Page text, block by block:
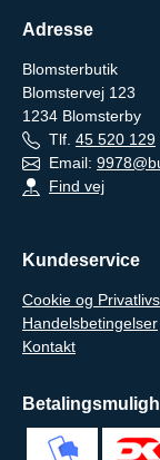
Adresse
Blomsterbutik
Blomstervej 123
1234 Blomsterby
Tlf. 45 520 129
Email:
Find vej
Kundeservice
Cookie og
Handelsbetingelser
Kontakt